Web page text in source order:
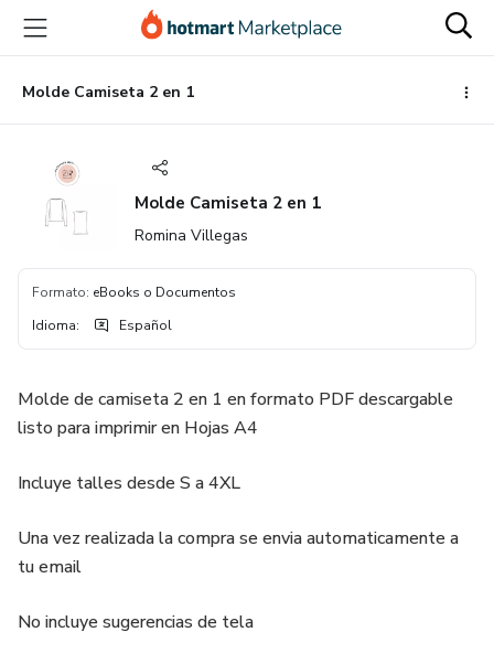
principal
página
de
página
Molde Camiseta 2 en 1
Molde Camiseta 2 en 1
Romina Villegas
Formato: eBooks o Documentos
Idioma: Español
Molde de camiseta 2 en 1 en formato PDF descargable
listo para imprimir en Hojas A4
Incluye talles desde S a 4XL
Una vez realizada la compra se envia automaticamente a
tu email
No incluye sugerencias de tela